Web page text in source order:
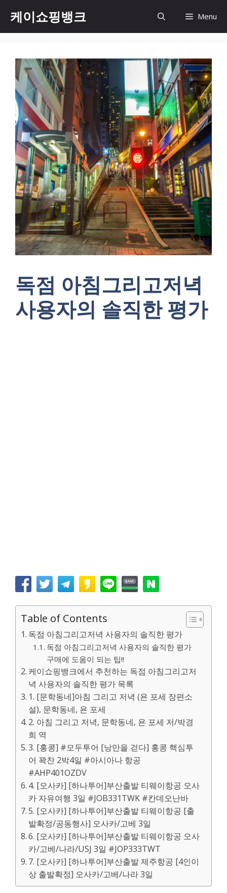
content
케이쇼핑뱅크 Menu
독점 아침그리고저녁
사용자의 솔직한 평가
Table of Contents
독점 아침그리고저녁 사용자의 솔직한 평가
독점 아침그리고저녁 사용자의 솔직한 평가
구매에 도움이 되는 팁!!
케이쇼핑뱅크에서 추천하는 독점 아침그리고저
녁 사용자의 솔직한 평가 목록
1. [문학동네]아침 그리고 저녁 (욘 포세 장편소
설), 문학동네, 욘 포세
2. 아침 그리고 저녁, 문학동네, 욘 포세 저/박경
희 역
3. [홍콩] #모두투어 [낭만을 걷다] 홍콩 핵심투
어 꽉찬 2박4일 #아시아나 항공
#AHP401OZDV
4. [오사카] [하나투어]부산출발 티웨이항공 오사
카 자유여행 3일 #JOB331TWK #칸데오난바
5. [오사카] [하나투어]부산출발 티웨이항공 [출
발확정/공동행사] 오사카/고베 3일
6. [오사카] [하나투어]부산출발 티웨이항공 오사
카/고베/나라/USJ 3일 #JOP333TWT
7. [오사카] [하나투어]부산출발 제주항공 [4인이
상 출발확정] 오사카/고베/나라 3일